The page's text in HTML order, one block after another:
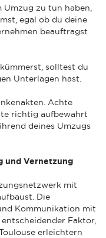
zu tun haben,
egal ob du deine
beauftragst
solltest du
Unterlagen hast.
Achte
richtig aufbewahrt
deines Umzugs
und Vernetzung
mit
Die
Kommunikation mit
Faktor,
erleichtern